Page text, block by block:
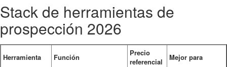
Stack de herramientas de
prospección 2026
Herramienta Función
Precio
referencial
Mejor para